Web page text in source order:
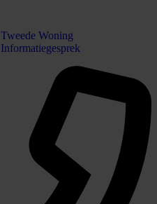
Tweede Woning
Informatiegesprek